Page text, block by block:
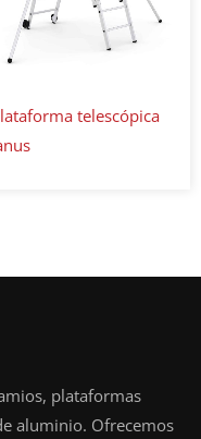
telescópica
plataformas
aluminio. Ofrecemos